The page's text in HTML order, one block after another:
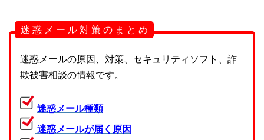
迷 惑 メ ー ル 対 策 の ま と め
迷惑メールの原因、対策、セキュリティソフト、詐
欺被害相談の情報です。
迷惑メール種類
迷惑メールが届く原因